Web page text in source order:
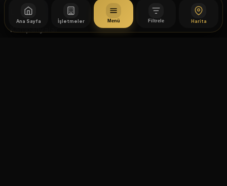
Ana Sayfa İşletmeler Menü Filtrele Harita
Etkinlikler
Kampanyalar